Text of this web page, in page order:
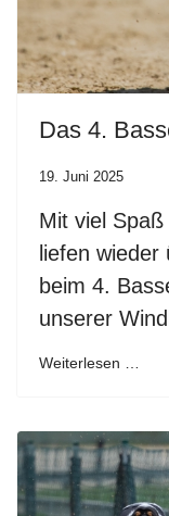
Das 4.
19. Juni 2025
Mit viel
liefen
beim 4.
unserer
Weiterlesen …